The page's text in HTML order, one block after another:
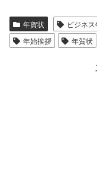
年賀状 ビジネ
年始挨拶
年賀状